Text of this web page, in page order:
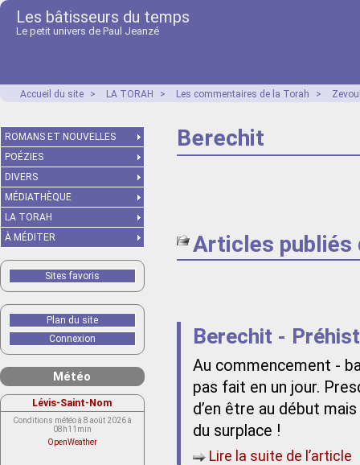
Les bâtisseurs du temps
Le petit univers de Paul Jeanzé
Accueil du site > LA TORAH > Les commentaires de la Torah >
Berechit
Articles publiés
Berechit -
Au commencement -
pas fait en un jour.
d’en être au début
du surplace !
Lire la suite de l’article
ROMANS ET NOUVELLES
POÉZIES
DIVERS
MÉDIATHÈQUE
LA TORAH
À MÉDITER
Sites favoris
Plan du site
Connexion
Météo
Lévis-Saint-Nom
Conditions météo à 8 août 2026 à
08h11min
OpenWeather